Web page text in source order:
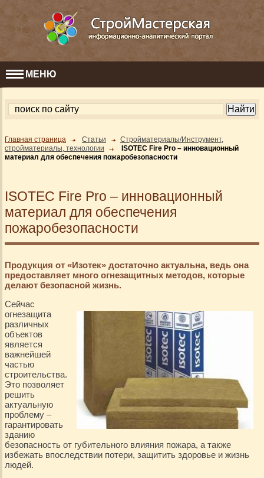
МЕНЮ
Главная страница Статьи
Стройматериалы/Инструмент,
стройматериалы, технологии
ISOTEC Fire Pro – инновационный
материал для обеспечения пожаробезопасности
ISOTEC Fire Pro – инновационный
материал для обеспечения
пожаробезопасности
Продукция от «Изотек» достаточно актуальна, ведь она
предоставляет много огнезащитных методов, которые
делают безопасной жизнь.
Сейчас
огнезащита
различных
объектов
является
важнейшей
частью
строительства.
Это позволяет
решить
актуальную
проблему –
гарантировать
зданию
безопасность от губительного влияния пожара, а также
избежать впоследствии потери, защитить здоровье и жизнь
людей.